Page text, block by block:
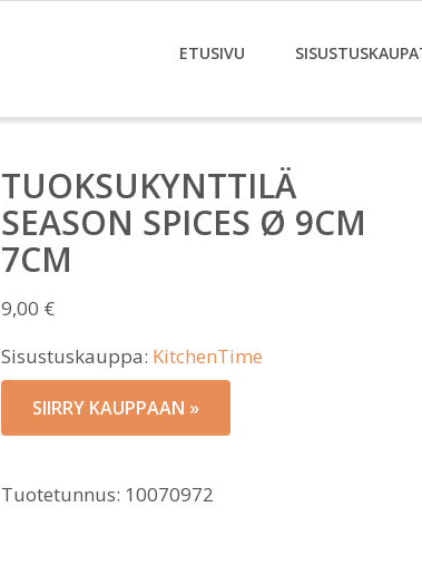
ETUSIVU
TUOKSUKYNTTILÄ
SEASON SPICES Ø 9CM
7CM
9,00 €
Sisustuskauppa: KitchenTime
SIIRRY KAUPPAAN »
Tuotetunnus: 10070972